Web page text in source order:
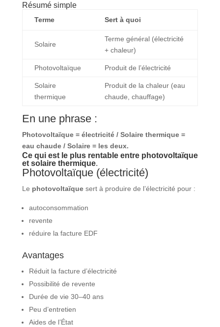
Résumé simple
Terme Sert à quoi
Solaire
Terme général (électricité
+ chaleur)
Photovoltaïque Produit de l’électricité
Solaire
thermique
Produit de la chaleur (eau
chaude, chauffage)
En une phrase :
Photovoltaïque = électricité / Solaire thermique =
eau chaude / Solaire = les deux.
Ce qui est le plus rentable entre photovoltaïque
et solaire thermique.
Photovoltaïque(électricité)
Le photovoltaïquesert à produire de l’électricité pour :
autoconsommation
revente
réduire la facture EDF
Avantages
Réduit la facture d’électricité
Possibilité de revente
Durée de vie 30–40 ans
Peu d’entretien
Aides de l’État